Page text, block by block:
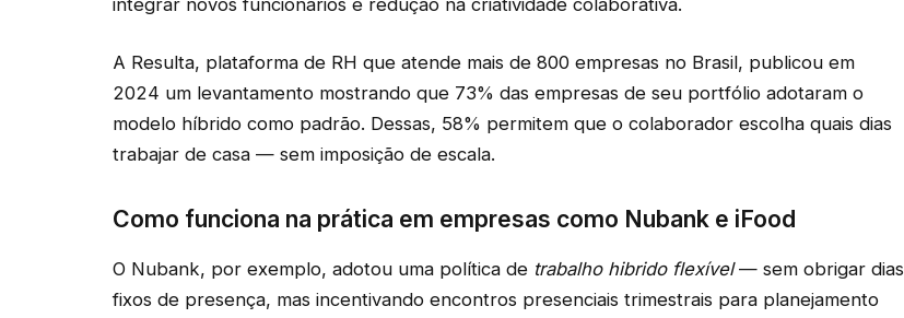
A Resulta, plataforma de RH que atende mais de 800 empresas no Brasil, publicou em
2024 um levantamento mostrando que 73% das empresas de seu portfólio adotaram o
modelo híbrido como padrão. Dessas, 58% permitem que o colaborador escolha quais dias
trabajar de casa — sem imposição de escala.
Como funciona na prática em empresas como Nubank e iFood
O Nubank, por exemplo, adotou uma política de trabalho hibrido flexível— sem obrigar dias
fixos de presença, mas incentivando encontros presenciais trimestrais para planejamento